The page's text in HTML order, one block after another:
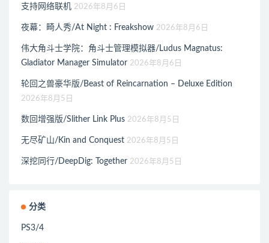
支持网络联机 2026年8月6日
夜幕：畸人秀/At Night : Freakshow 2026年8月6日
伟大角斗士学院：角斗士管理模拟器/Ludus Magnatus:
Gladiator Manager Simulator 2026年8月6日
轮回之兽豪华版/Beast of Reincarnation – Deluxe Edition
2026年8月5日
数回增强版/Slither Link Plus 2026年8月5日
无尽矿山/Kin and Conquest 2026年8月5日
深挖同行/DeepDig: Together 2026年8月5日
分类
PS3/4